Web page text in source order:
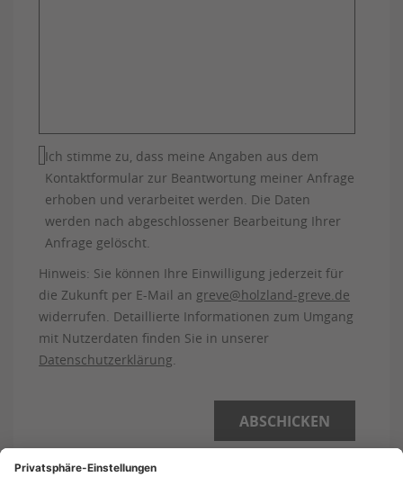
Ich stimme zu, dass meine Angaben aus dem
Kontaktformular zur Beantwortung meiner Anfrage
erhoben und verarbeitet werden. Die Daten
werden nach abgeschlossener Bearbeitung Ihrer
Anfrage gelöscht.
Hinweis: Sie können Ihre Einwilligung jederzeit für
die Zukunft per E-Mail an greve@holzland-greve.de
widerrufen. Detaillierte Informationen zum Umgang
mit Nutzerdaten finden Sie in unserer
Datenschutzerklärung.